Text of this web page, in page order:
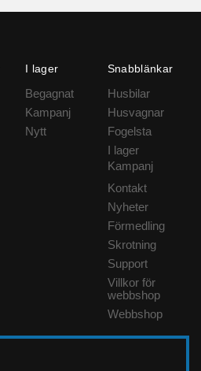
I lager
Begagnat
Kampanj
Nytt
Snabblänkar
Husbilar
Husvagnar
Fogelsta
I lager
Kampanj
Kontakt
Nyheter
Förmedling
Skrotning
Support
Villkor för
webbshop
Webbshop